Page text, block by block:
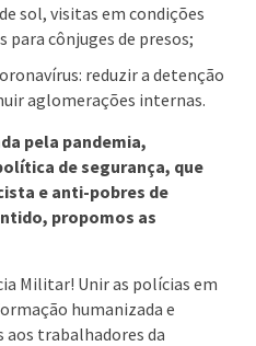
sol, visitas em condições
para cônjuges de presos;
reduzir a detenção
aglomerações internas.
pela pandemia,
de segurança, que
e anti-pobres de
propomos as
Militar! Unir as polícias em
humanizada e
trabalhadores da